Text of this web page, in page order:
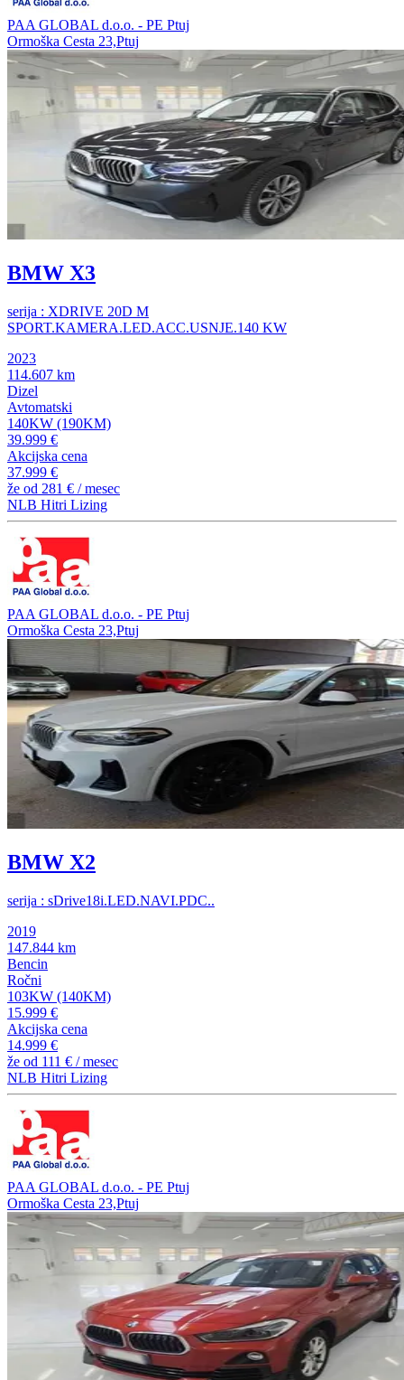
PAA GLOBAL d.o.o. - PE Ptuj
Ormoška Cesta 23,Ptuj
BMW X3
serija : XDRIVE 20D M
SPORT.KAMERA.LED.ACC.USNJE.140 KW
2023
114.607 km
Dizel
Avtomatski
140KW (190KM)
39.999 €
Akcijska cena
37.999 €
že od 281 € / mesec
NLB Hitri Lizing
PAA GLOBAL d.o.o. - PE Ptuj
Ormoška Cesta 23,Ptuj
BMW X2
serija : sDrive18i.LED.NAVI.PDC..
2019
147.844 km
Bencin
Ročni
103KW (140KM)
15.999 €
Akcijska cena
14.999 €
že od 111 € / mesec
NLB Hitri Lizing
PAA GLOBAL d.o.o. - PE Ptuj
Ormoška Cesta 23,Ptuj